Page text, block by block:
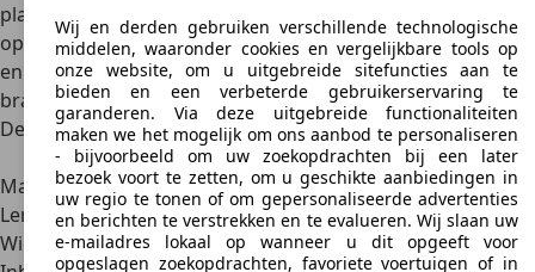
plaats, maar is relatief lastig bereikbaar door de
krappe
opening van de kofferbak . De tank is met 50 liter ruim zat,
en zeker met het lage verbruik doe je lang met een tank
brandstof.
De belangrijkste specificaties op een rij
Toyota Camry
Marktintroductie
2019
Lengte x breedte x hoogte
4,88 m x 1,84 m x 1,44 m
Wielbasis
2,85 m
Wij en derden gebruiken verschillende technologische
middelen, waaronder cookies en vergelijkbare tools op
onze website, om u uitgebreide sitefuncties aan te
bieden en een verbeterde gebruikerservaring te
garanderen. Via deze uitgebreide functionaliteiten
maken we het mogelijk om ons aanbod te personaliseren
- bijvoorbeeld om uw zoekopdrachten bij een later
bezoek voort te zetten, om u geschikte aanbiedingen in
uw regio te tonen of om gepersonaliseerde advertenties
en berichten te verstrekken en te evalueren. Wij slaan uw
e-mailadres lokaal op wanneer u dit opgeeft voor
opgeslagen zoekopdrachten, favoriete voertuigen of in